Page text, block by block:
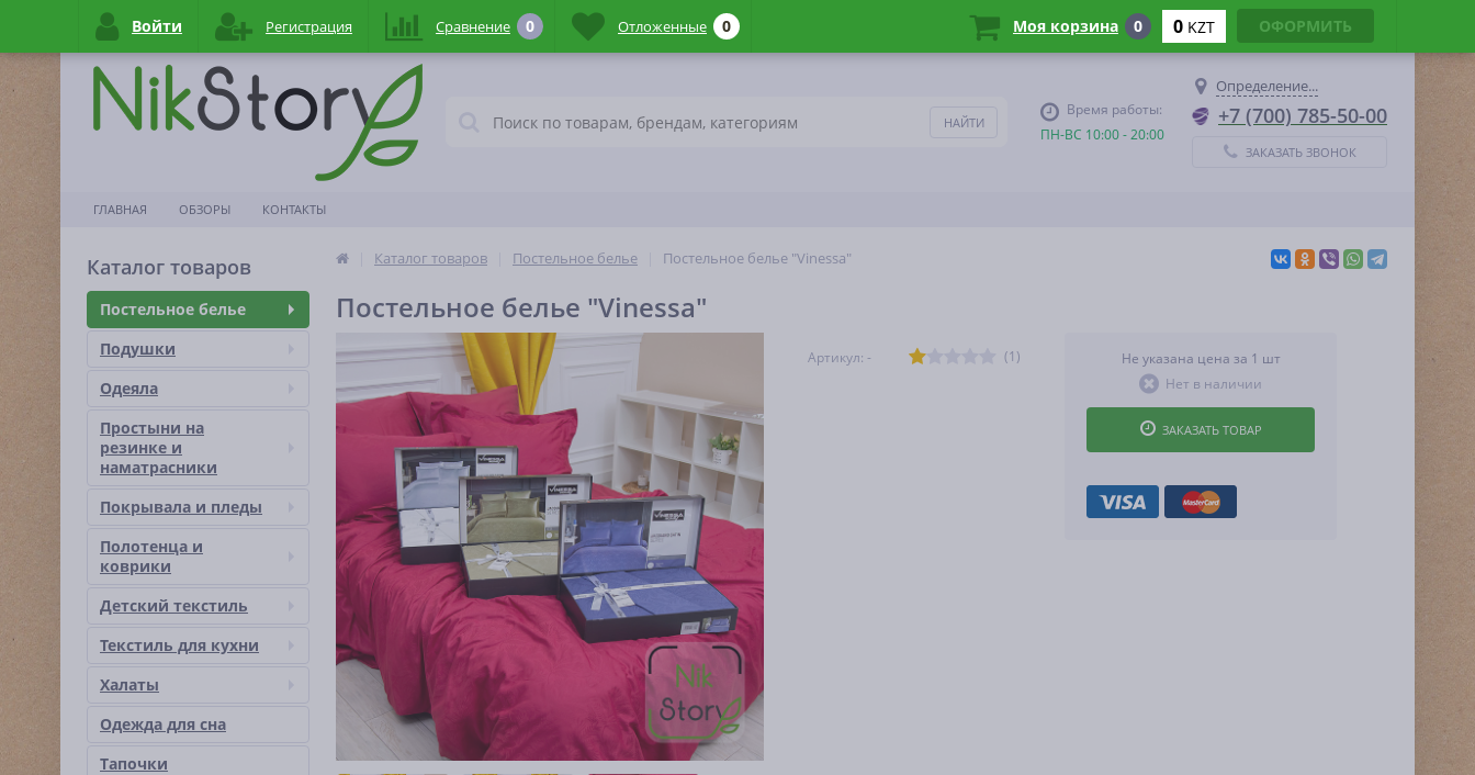
Время работы:
ПН-ВС 10:00 - 20:00
Определение...
+7 (700) 785-50-00
ЗАКАЗАТЬ ЗВОНОК
ГЛАВНАЯ ОБЗОРЫ КОНТАКТЫ
Каталог товаров
Постельное белье
Подушки
Одеяла
Простыни на
резинке и
наматраcники
Покрывала и пледы
Полотенца и
коврики
Детский текстиль
Текстиль для кухни
Халаты
Одежда для сна
Тапочки
Каталог товаров Постельное белье Постельное белье "Vinessa"
Постельное белье "Vinessa"
Артикул: - (1)
Не указана цена за 1 шт
Нет в наличии
ЗАКАЗАТЬ ТОВАР
Войти Регистрация Сравнение 0 Отложенные 0 Моя корзина 0 0 KZT ОФОРМИТЬ